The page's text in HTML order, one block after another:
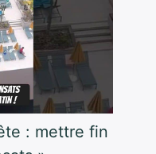
: mettre fin